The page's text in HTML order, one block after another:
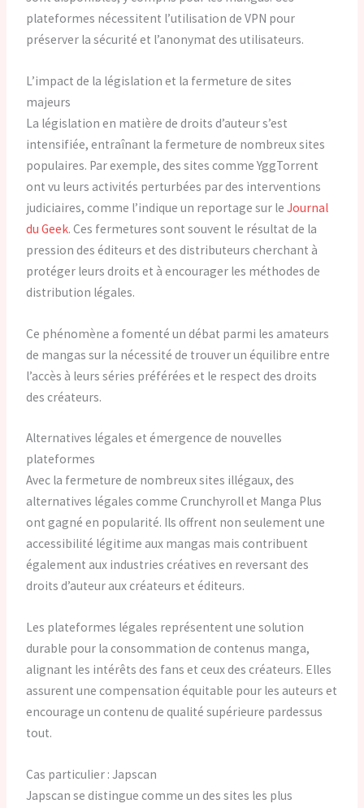
plateformes nécessitent l’utilisation de VPN pour
préserver la sécurité et l’anonymat des utilisateurs.
L’impact de la législation et la fermeture de sites
majeurs
La législation en matière de droits d’auteur s’est
intensifiée, entraînant la fermeture de nombreux sites
populaires. Par exemple, des sites comme YggTorrent
ont vu leurs activités perturbées par des interventions
judiciaires, comme l’indique un reportage sur leJournal
du Geek. Ces fermetures sont souvent le résultat de la
pression des éditeurs et des distributeurs cherchant à
protéger leurs droits et à encourager les méthodes de
distribution légales.
Ce phénomène a fomenté un débat parmi les amateurs
de mangas sur la nécessité de trouver un équilibre entre
l’accès à leurs séries préférées et le respect des droits
des créateurs.
Alternatives légales et émergence de nouvelles
plateformes
Avec la fermeture de nombreux sites illégaux, des
alternatives légales comme Crunchyroll et Manga Plus
ont gagné en popularité. Ils offrent non seulement une
accessibilité légitime aux mangas mais contribuent
également aux industries créatives en reversant des
droits d’auteur aux créateurs et éditeurs.
Les plateformes légales représentent une solution
durable pour la consommation de contenus manga,
alignant les intérêts des fans et ceux des créateurs. Elles
assurent une compensation équitable pour les auteurs et
encourage un contenu de qualité supérieure pardessus
tout.
Cas particulier : Japscan
Japscan se distingue comme un des sites les plus